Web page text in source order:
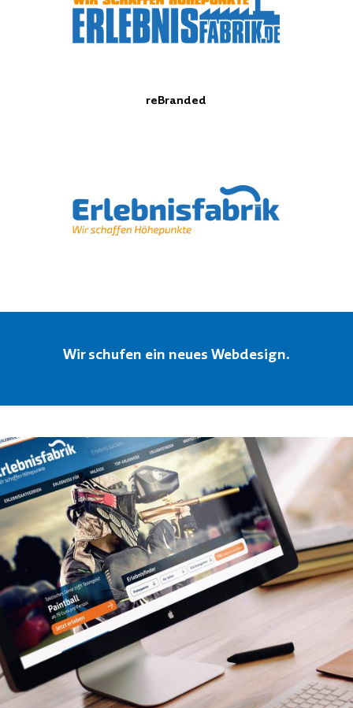
reBranded
Wir schufen ein neues Webdesign.